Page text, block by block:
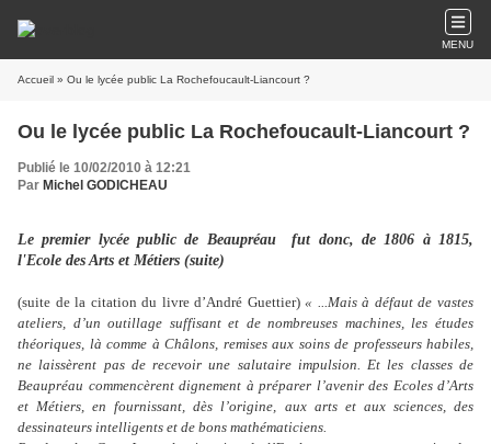
MENU
Accueil » Ou le lycée public La Rochefoucault-Liancourt ?
Ou le lycée public La Rochefoucault-Liancourt ?
Publié le 10/02/2010 à 12:21
Par Michel GODICHEAU
Le premier lycée public de Beaupréau fut donc, de 1806 à 1815,
l'Ecole des Arts et Métiers (suite)
(suite de la citation du livre d’André Guettier)« ...Mais à défaut de vastes
ateliers, d’un outillage suffisant et de nombreuses machines, les études
théoriques, là comme à Châlons, remises aux soins de professeurs habiles,
ne laissèrent pas de recevoir une salutaire impulsion. Et les classes de
Beaupréau commencèrent dignement à préparer l’avenir des Ecoles d’Arts
et Métiers, en fournissant, dès l’origine, aux arts et aux sciences, des
dessinateurs intelligents et de bons mathématiciens.